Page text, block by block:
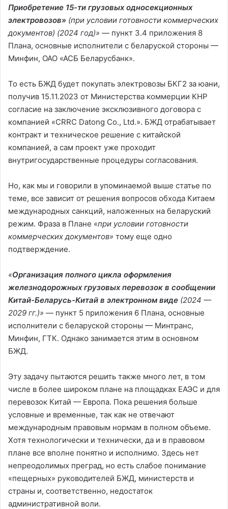
Приобретение 15-ти грузовых односекционных
электровозов» (при условии готовности коммерческих
документов) (2024 год)» — пункт 3.4 приложения 8
Плана, основные исполнители с беларуской стороны —
Минфин, ОАО «АСБ Беларусбанк».
То есть БЖД будет покупать электровозы БКГ2 за юани,
получив 15.11.2023 от Министерства коммерции КНР
согласие на заключение эксклюзивного договора с
компанией «CRRC Datong Co., Ltd.». БЖД отрабатывает
контракт и техническое решение с китайской
компанией, а сам проект уже проходит
внутригосударственные процедуры согласования.
Но, как мы и говорили в упоминаемой выше статье по
теме, все зависит от решения вопросов обхода Китаем
международных санкций, наложенных на беларуский
режим. Фраза в Плане «при условии готовности
коммерческих документов» тому еще одно
подтверждение.
«Организация полного цикла оформления
железнодорожных грузовых перевозок в сообщении
Китай-Беларусь-Китай в электронном виде (2024 —
2029 гг.)» — пункт 5 приложения 6 Плана, основные
исполнители с беларуской стороны — Минтранс,
Минфин, ГТК. Однако занимается этим в основном
БЖД.
Эту задачу пытаются решить также много лет, в том
числе в более широком плане на площадках ЕАЭС и для
перевозок Китай — Европа. Пока решения больше
условные и временные, так как не отвечают
международным правовым нормам в полном объеме.
Хотя технологически и технически, да и в правовом
плане все вполне понятно и исполнимо. Здесь нет
непреодолимых преград, но есть слабое понимание
«пещерных» руководителей БЖД, министерств и
страны и, соответственно, недостаток
административной воли.